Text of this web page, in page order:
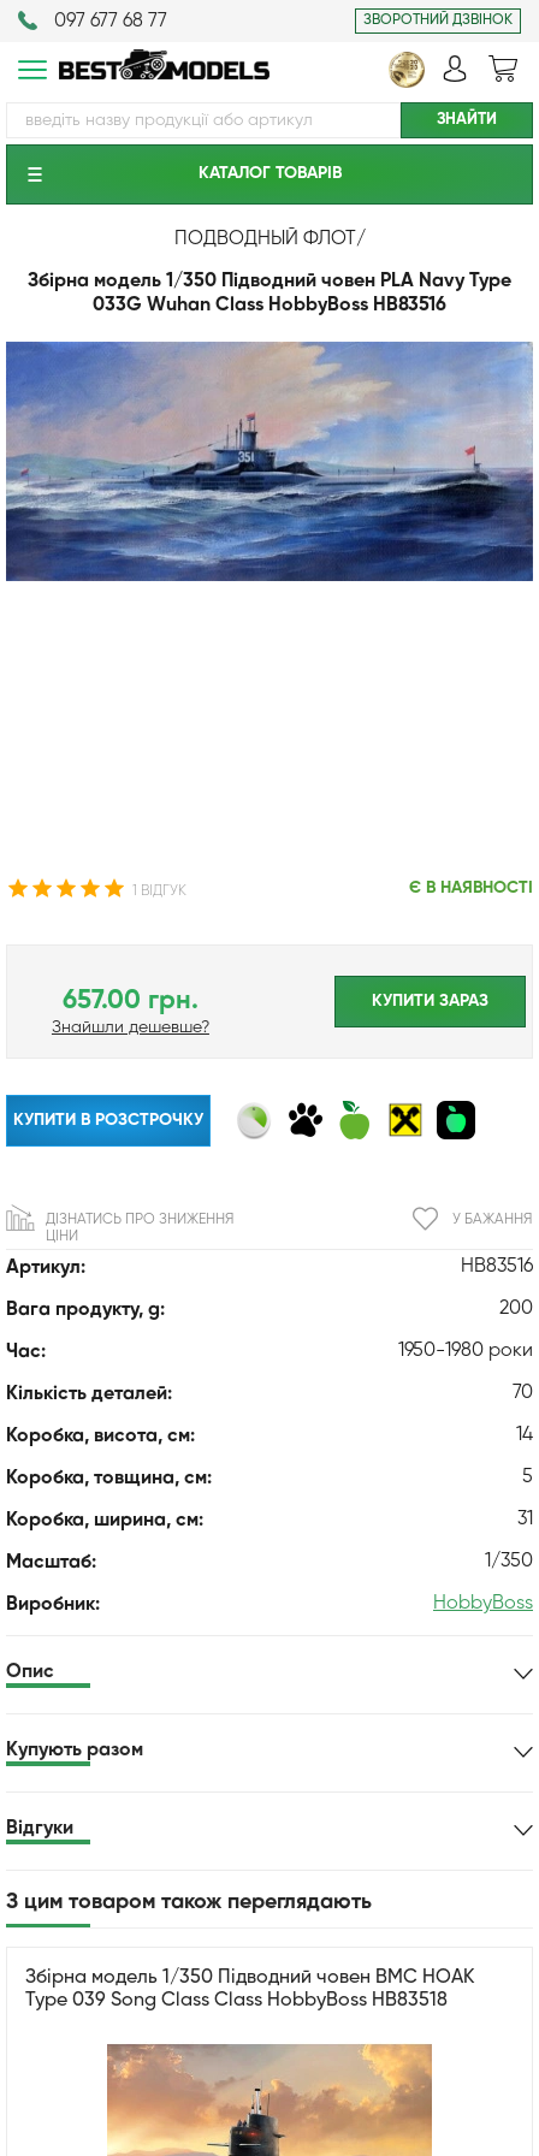
097 677 68 77 ЗВОРОТНИЙ ДЗВІНОК
КАТАЛОГ ТОВАРIВ
ПОДВОДНЫЙ ФЛОТ /
Збірна модель 1/350 Підводний човен PLA Navy Type
033G Wuhan Class HobbyBoss HB83516
1 ВІДГУК Є В НАЯВНОСТІ
Артикул: HB83516
Вага продукту, g: 200
Час: 1950-1980 роки
Кількість деталей: 70
Коробка, висота, см: 14
Коробка, товщина, см: 5
Коробка, ширина, см: 31
Масштаб: 1/350
Виробник: HobbyBoss
657.00 грн.
Знайшли дешевше?
КУПИТИ ЗАРАЗ
КУПИТИ В РОЗСТРОЧКУ
У БАЖАННЯ
ДІЗНАТИСЬ ПРО ЗНИЖЕННЯ
ЦІНИ
Опис
Купують разом
Відгуки
З цим товаром також переглядають
Збірна модель 1/350 Підводний човен ВМС НОАК
Type 039 Song Class Class HobbyBoss HB83518